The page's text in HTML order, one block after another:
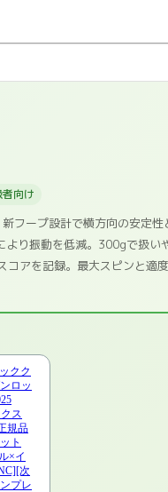
者向け
フープ設計で横方向の安定
り振動を低減。300gで扱い
アを記録。最大スピンと適
クク
ロッ
ス
規品
ト
×イ
次
プレ